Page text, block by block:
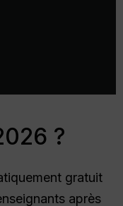
?
gratuit
après